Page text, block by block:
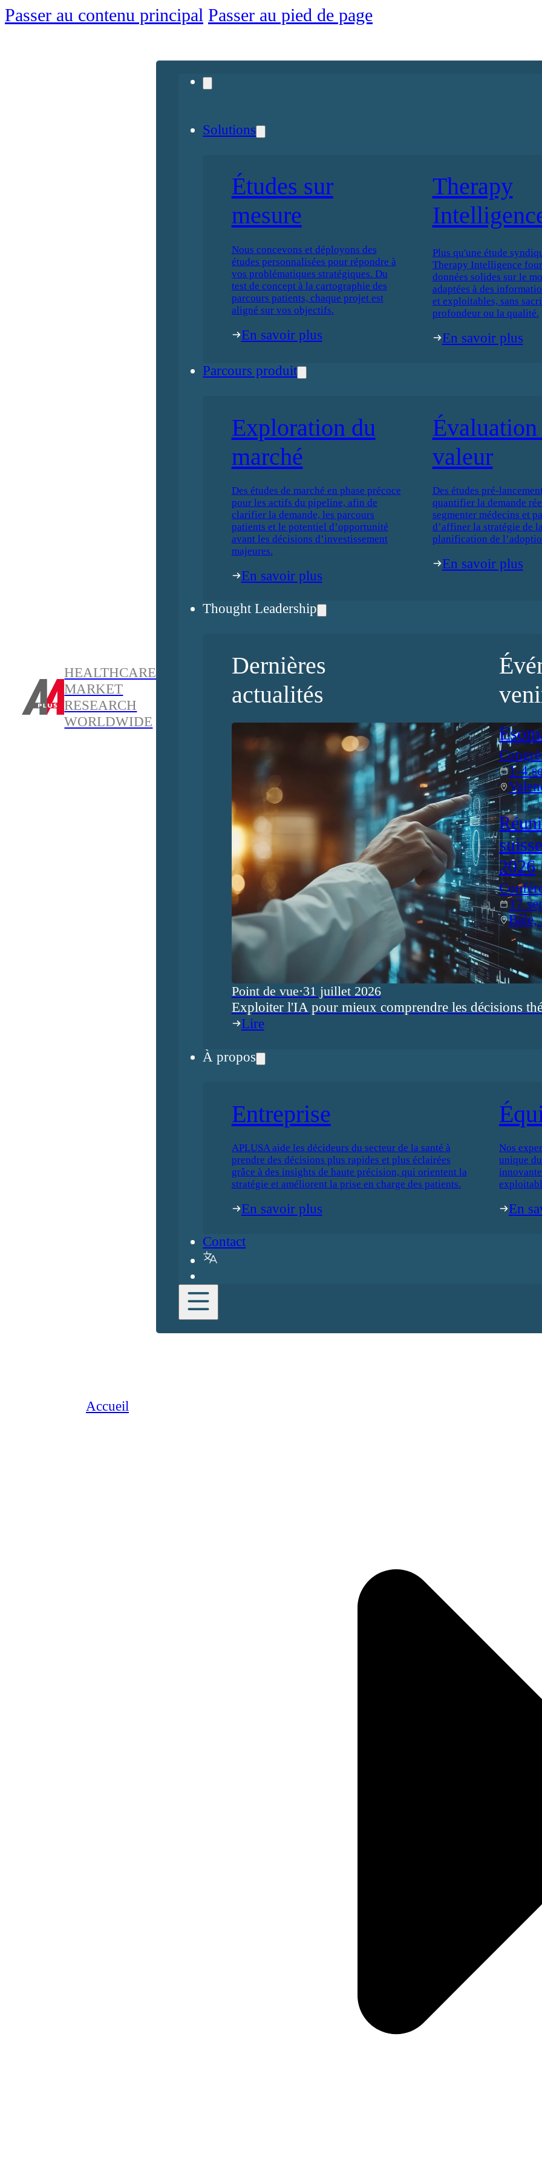
Passer au contenu principal Passer au pied de page
HEALTHCARE
MARKET
RESEARCH
WORLDWIDE
Solutions
Études sur
mesure
Nous concevons et déployons des
études personnalisées pour répondre à
vos problématiques stratégiques. Du
test de concept à la cartographie des
parcours patients, chaque projet est
aligné sur vos objectifs.
En savoir plus
Therapy
Plus qu'une étude
Therapy Intelligence
données solides sur le
adaptées à des
et exploitables, sans
profondeur ou la qualité.
En savoir plus
Parcours produit
Exploration du
marché
Des études de marché en phase précoce
pour les actifs du pipeline, afin de
clarifier la demande, les parcours
patients et le potentiel d’opportunité
avant les décisions d’investissement
majeures.
En savoir plus
Évaluation
valeur
Des études pré-
quantifier la demande
segmenter médecins et
d’affiner la stratégie de
planification de
En savoir plus
Thought Leadership
Dernières
actualités
Point de vue·31 juillet 2026
Exploiter l'IA pour mieux comprendre les décisions
Lire
1-4
2026
17
Bâle,
À propos
Entreprise
APLUSA aide les décideurs du secteur de la santé à
prendre des décisions plus rapides et plus éclairées
grâce à des insights de haute précision, qui orientent la
stratégie et améliorent la prise en charge des patients.
En savoir plus
Nos
unique
En
Contact
Accueil